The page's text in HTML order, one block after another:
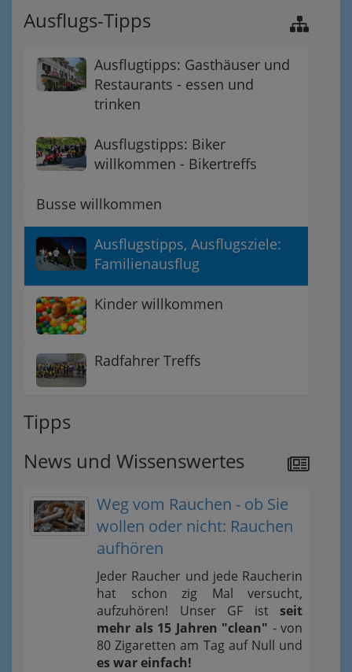
Ausflugs-Tipps
Ausflugtipps: Gasthäuser und
Restaurants - essen und
trinken
Ausflugstipps: Biker
willkommen - Bikertreffs
Busse willkommen
Ausflugstipps, Ausflugsziele:
Familienausflug
Kinder willkommen
Radfahrer Treffs
Tipps
News und Wissenswertes
Weg vom Rauchen - ob Sie
wollen oder nicht: Rauchen
aufhören
Jeder Raucher und jede Raucherin
hat schon zig Mal versucht,
aufzuhören! Unser GF ist seit
mehr als 15 Jahren "clean" - von
80 Zigaretten am Tag auf Null und
es war einfach!